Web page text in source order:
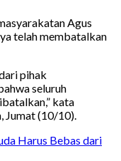
Agus
telah membatalkan
pihak
seluruh
kata
Jumat (10/10).
Harus Bebas dari